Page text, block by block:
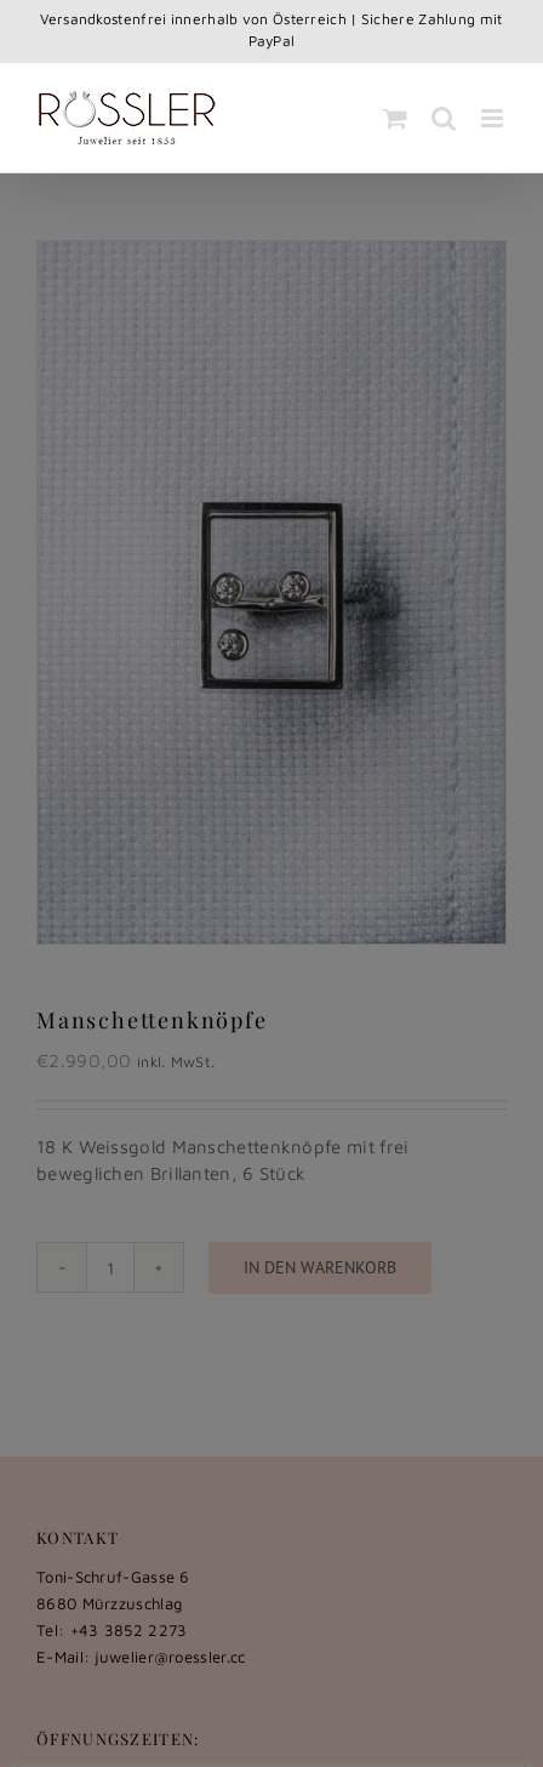
content
Versandkostenfrei innerhalb von Österreich | Sichere Zahlung mit
PayPal
Manschettenknöpfe
€2.990,00 inkl. MwSt.
18 K Weissgold Manschettenknöpfe mit frei
beweglichen Brillanten, 6 Stück
Manschettenknöpfe
IN DEN WARENKORB
KONTAKT
Toni-Schruf-Gasse 6
8680 Mürzzuschlag
Tel: +43 3852 2273
E-Mail: juwelier@roessler.cc
ÖFFNUNGSZEITEN: